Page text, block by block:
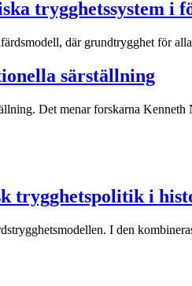
trygghetssystem i
där grundtrygghet för
särställning
Det menar forskarna
trygghetspolitik i
I den